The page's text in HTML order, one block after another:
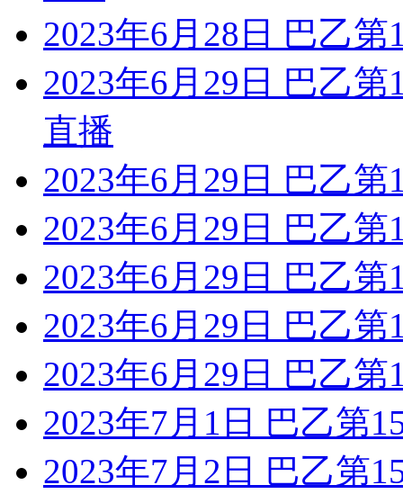
2023年6月28日 巴乙
2023年6月29日 巴乙
直播
2023年6月29日 巴乙
2023年6月29日 巴乙
2023年6月29日 巴乙
2023年6月29日 巴乙
2023年6月29日 巴乙
2023年7月1日 巴乙第
2023年7月2日 巴乙第